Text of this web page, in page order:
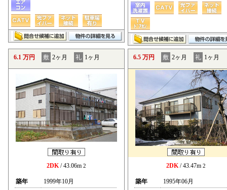
6.1 万円 敷 2ヶ月 礼 1ヶ月
2DK/ 43.06m 2
築年
1999年10月
6.5 万円 敷 2ヶ月 礼 1ヶ月
2DK/ 43.47m 2
築年
1995年06月